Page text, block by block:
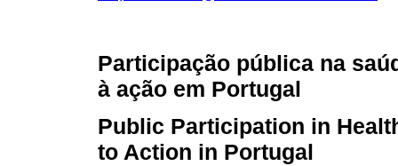
Participação pública na
à ação em Portugal
Public Participation in
to Action in Portugal